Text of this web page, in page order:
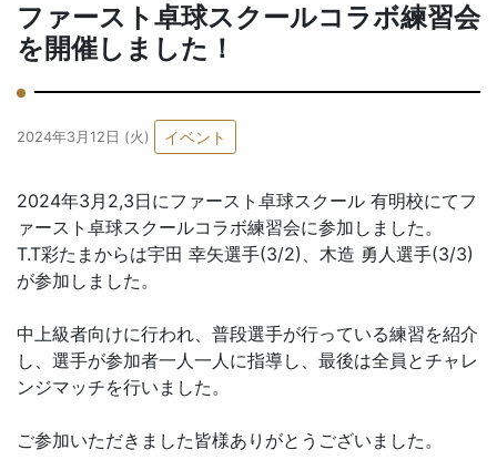
ファースト卓球スクールコラボ練習会
を開催しました！
2024年3月12日 (火) イベント
2024年3月2,3日にファースト卓球スクール 有明校にてフ
ァースト卓球スクールコラボ練習会に参加しました。
T.T彩たまからは宇田 幸矢選手(3/2)、木造 勇人選手(3/3)
が参加しました。
中上級者向けに行われ、普段選手が行っている練習を紹介
し、選手が参加者一人一人に指導し、最後は全員とチャレ
ンジマッチを行いました。
ご参加いただきました皆様ありがとうございました。